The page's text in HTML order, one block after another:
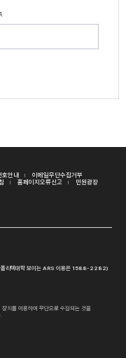
호안내 이메일무단수집거부
홈페이지오류신고 민원광장
리텍대학 보이는 ARS 이용은 1588-2282)
치를 이용하여 무단으로 수집되는 것을
.